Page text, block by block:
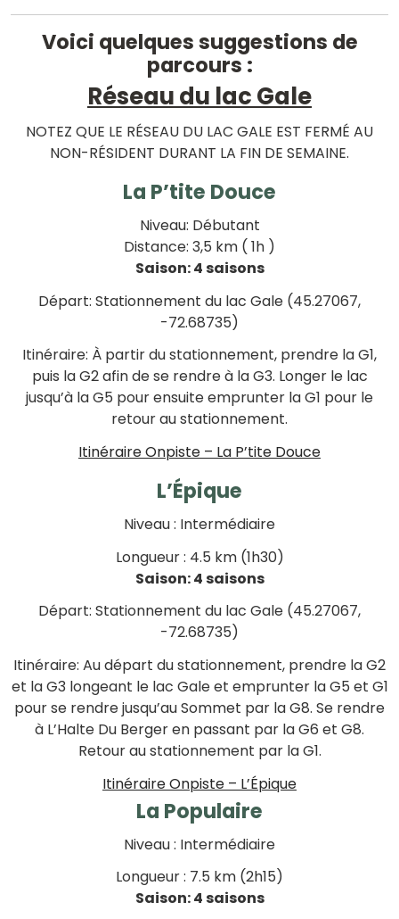
Voici quelques suggestions de
parcours :
Réseau du lac Gale
NOTEZ QUE LE RÉSEAU DU LAC GALE EST FERMÉ AU
NON-RÉSIDENT DURANT LA FIN DE SEMAINE.
La P’tite Douce
Niveau: Débutant
Distance: 3,5 km ( 1h )
Saison: 4 saisons
Départ: Stationnement du lac Gale (45.27067,
-72.68735)
Itinéraire: À partir du stationnement, prendre la G1,
puis la G2 afin de se rendre à la G3. Longer le lac
jusqu’à la G5 pour ensuite emprunter la G1 pour le
retour au stationnement.
Itinéraire Onpiste – La P’tite Douce
L’Épique
Niveau : Intermédiaire
Longueur : 4.5 km (1h30)
Saison: 4 saisons
Départ: Stationnement du lac Gale (45.27067,
-72.68735)
Itinéraire: Au départ du stationnement, prendre la G2
et la G3 longeant le lac Gale et emprunter la G5 et G1
pour se rendre jusqu’au Sommet par la G8. Se rendre
à L’Halte Du Berger en passant par la G6 et G8.
Retour au stationnement par la G1.
Itinéraire Onpiste – L’Épique
La Populaire
Niveau : Intermédiaire
Longueur : 7.5 km (2h15)
Saison: 4 saisons